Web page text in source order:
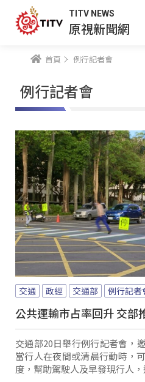
TITV NEWS
原視新聞網
首頁 例行記者會
例行記者會
交通 政經 交通部 例行記者
公共運輸市占率回升 交部
交通部20日舉行例行記者會，
當行人在夜間或清晨行動時，
度，幫助駕駛人及早發現行人